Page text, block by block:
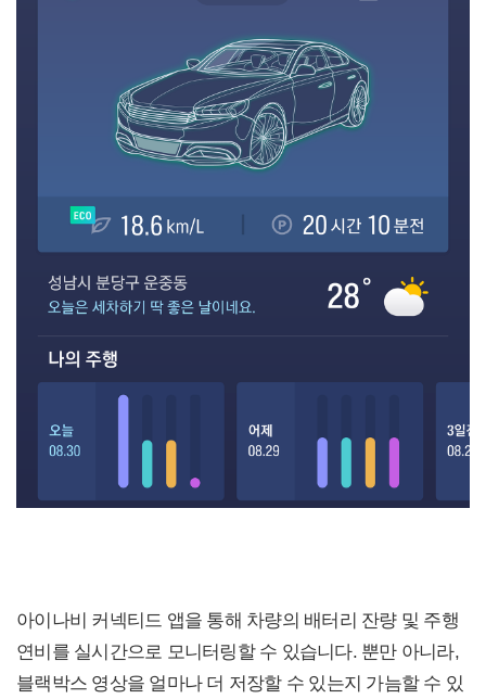
아이나비 커넥티드 앱을 통해 차량의 배터리 잔량 및 주행
연비를 실시간으로 모니터링할 수 있습니다. 뿐만 아니라,
블랙박스 영상을 얼마나 더 저장할 수 있는지 가늠할 수 있